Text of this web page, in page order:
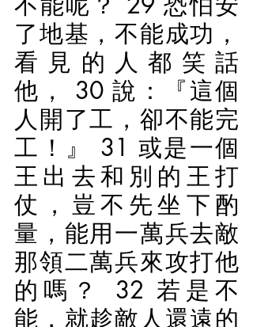
了地基，不能成功，
看見的人都笑話
他， 30 說：『這個
人開了工，卻不能完
工！』 31 或是一個
王出去和別的王打
仗，豈不先坐下酌
量，能用一萬兵去敵
那領二萬兵來攻打他
的嗎？ 32 若是不
能，就趁敵人還遠的